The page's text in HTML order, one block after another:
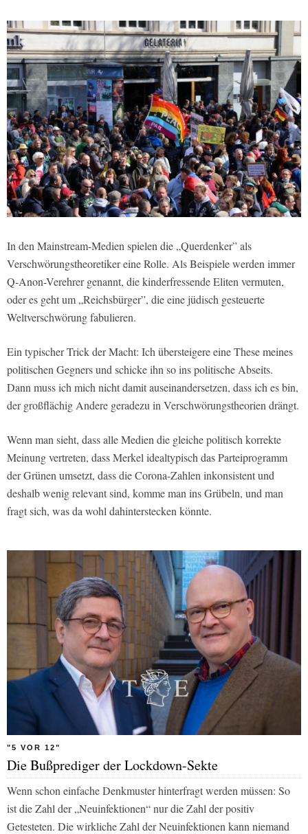
In den Mainstream-Medien spielen die „Querdenker” als
Verschwörungstheoretiker eine Rolle. Als Beispiele werden immer
Q-Anon-Verehrer genannt, die kinderfressende Eliten vermuten,
oder es geht um „Reichsbürger”, die eine jüdisch gesteuerte
Weltverschwörung fabulieren.
Ein typischer Trick der Macht: Ich übersteigere eine These meines
politischen Gegners und schicke ihn so ins politische Abseits.
Dann muss ich mich nicht damit auseinandersetzen, dass ich es bin,
der großflächig Andere geradezu in Verschwörungstheorien drängt.
Wenn man sieht, dass alle Medien die gleiche politisch korrekte
Meinung vertreten, dass Merkel idealtypisch das Parteiprogramm
der Grünen umsetzt, dass die Corona-Zahlen inkonsistent und
deshalb wenig relevant sind, komme man ins Grübeln, und man
fragt sich, was da wohl dahinterstecken könnte.
"5 VOR 12"
Die Bußprediger der Lockdown-Sekte
Wenn schon einfache Denkmuster hinterfragt werden müssen: So
ist die Zahl der „Neuinfektionen“ nur die Zahl der positiv
Getesteten. Die wirkliche Zahl der Neuinfektionen kann niemand